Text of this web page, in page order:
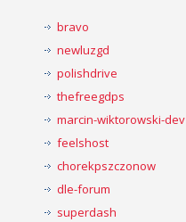
bravo
newluzgd
polishdrive
thefreegdps
marcin-wiktorowski-dev
feelshost
chorekpszczonow
dle-forum
superdash